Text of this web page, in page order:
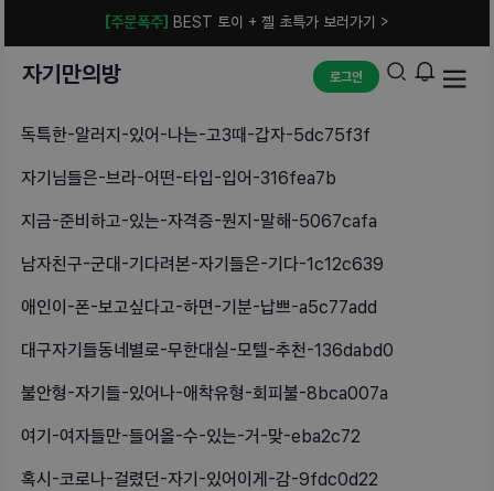
[주문폭주] BEST 토이 + 젤 초특가 보러가기 >
자기만의방 로그인
독특한-알러지-있어-나는-고3때-갑자-5dc75f3f
자기님들은-브라-어떤-타입-입어-316fea7b
지금-준비하고-있는-자격증-뭔지-말해-5067cafa
남자친구-군대-기다려본-자기들은-기다-1c12c639
애인이-폰-보고싶다고-하면-기분-납쁘-a5c77add
대구자기들동네별로-무한대실-모텔-추천-136dabd0
불안형-자기들-있어나-애착유형-회피불-8bca007a
여기-여자들만-들어올-수-있는-거-맞-eba2c72
혹시-코로나-걸렸던-자기-있어이게-감-9fdc0d22